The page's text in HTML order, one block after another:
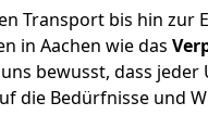
Transport bis hin zur
in Aachen wie das
bewusst, dass
die Bedürfnisse und